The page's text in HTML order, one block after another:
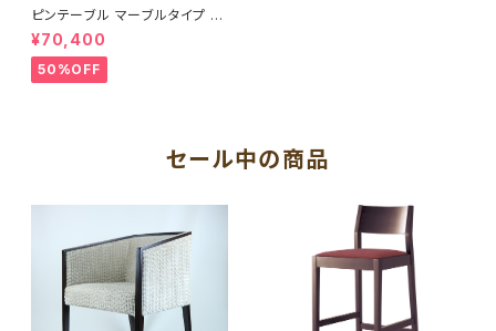
ピンテーブル マーブルタイプ G
N
¥70,400
50%OFF
セール中の商品